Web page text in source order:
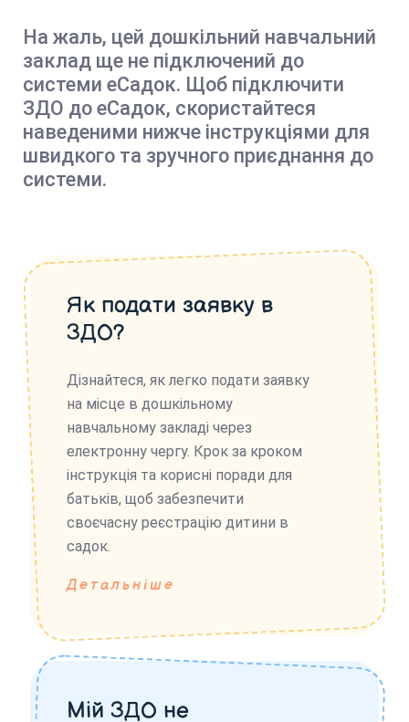
На жаль, цей дошкільний навчальний
заклад ще не підключений до
системи еСадок. Щоб підключити
ЗДО до еСадок, скористайтеся
наведеними нижче інструкціями для
швидкого та зручного приєднання до
системи.
Як подати заявку в
ЗДО?
Дізнайтеся, як легко подати заявку
на місце в дошкільному
навчальному закладі через
електронну чергу. Крок за кроком
інструкція та корисні поради для
батьків, щоб забезпечити
своєчасну реєстрацію дитини в
садок.
Детальніше
Мій ЗДО не